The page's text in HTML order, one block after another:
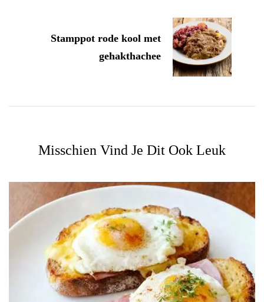
Stamppot rode kool met
gehakthachee
Misschien Vind Je Dit Ook Leuk